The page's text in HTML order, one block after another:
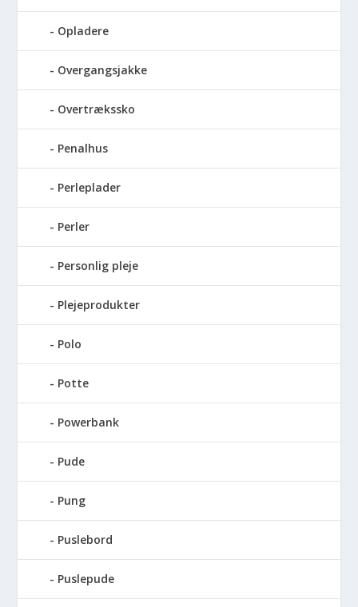
Opladere
Overgangsjakke
Overtrækssko
Penalhus
Perleplader
Perler
Personlig pleje
Plejeprodukter
Polo
Potte
Powerbank
Pude
Pung
Puslebord
Puslepude